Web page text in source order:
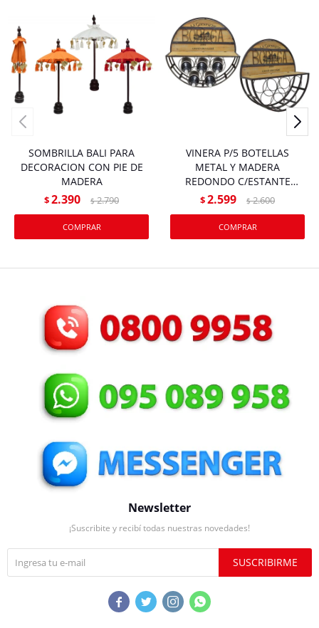
SOMBRILLA BALI PARA
DECORACION CON PIE DE
MADERA
$2.390 $ 2.790
VINERA P/5 BOTELLAS
METAL Y MADERA
REDONDO C/ESTANTE
50X16CM FS16-860A
$2.599 $ 2.600
Newsletter
¡Suscribite y recibí todas nuestras novedades!
SUSCRIBIRME
   